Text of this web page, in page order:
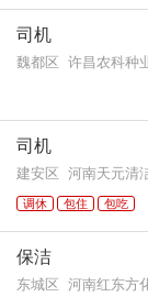
司机
魏都区 许昌农科种
司机
建安区 河南天元清
调休 包住 包吃
保洁
东城区 河南红东方